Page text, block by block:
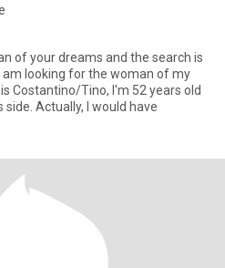
of your dreams and the search is
am looking for the woman of my
Costantino/Tino, I'm 52 years old
Actually, I would have